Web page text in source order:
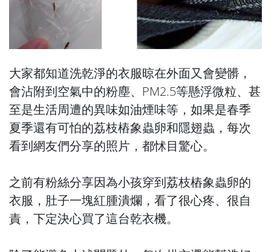
大家都知道洗乾淨的衣服晾在外面又會變髒，
會沾附到空氣中的粉塵、PM2.5等懸浮微粒、甚
至是生活周遭的異味如油煙味等，如果是春季
夏季還有可怕的荔枝樁象蟲卵和隱翅蟲，每次
看到網友們分享的照片，都怵目驚心。
之前有粉絲分享因為小孩穿到荔枝樁象蟲卵的
衣服，肚子一塊紅腫潰爛，看了很心疼、很自
責，下定決心買了這台乾衣機。